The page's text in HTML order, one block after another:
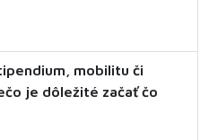
mobilitu či
je dôležité začať čo